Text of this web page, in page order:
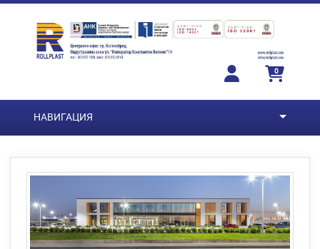
Преминете към основното съдържание
0
НАВИГАЦИЯ